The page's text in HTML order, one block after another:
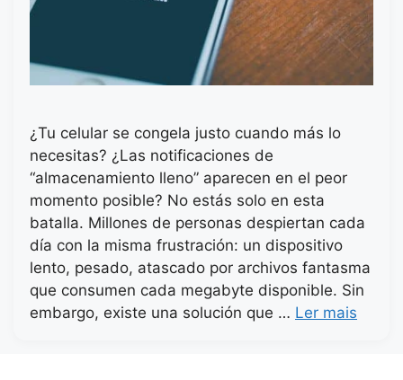
¿Tu celular se congela justo cuando más lo
necesitas? ¿Las notificaciones de
“almacenamiento lleno” aparecen en el peor
momento posible? No estás solo en esta
batalla. Millones de personas despiertan cada
día con la misma frustración: un dispositivo
lento, pesado, atascado por archivos fantasma
que consumen cada megabyte disponible. Sin
embargo, existe una solución que … Ler mais